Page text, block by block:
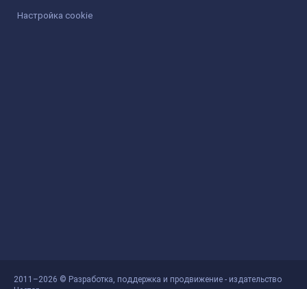
Настройка cookie
2011–2026 © Разработка, поддержка и продвижение - издательство